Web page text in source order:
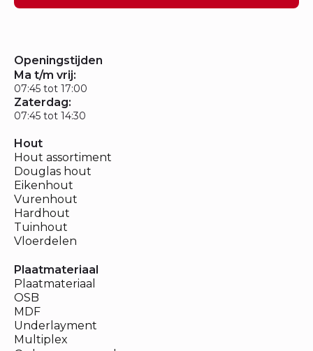
Openingstijden
Ma t/m vrij:
07:45 tot 17:00
Zaterdag:
07:45 tot 14:30
Hout
Hout assortiment
Douglas hout
Eikenhout
Vurenhout
Hardhout
Tuinhout
Vloerdelen
Plaatmateriaal
Plaatmateriaal
OSB
MDF
Underlayment
Multiplex